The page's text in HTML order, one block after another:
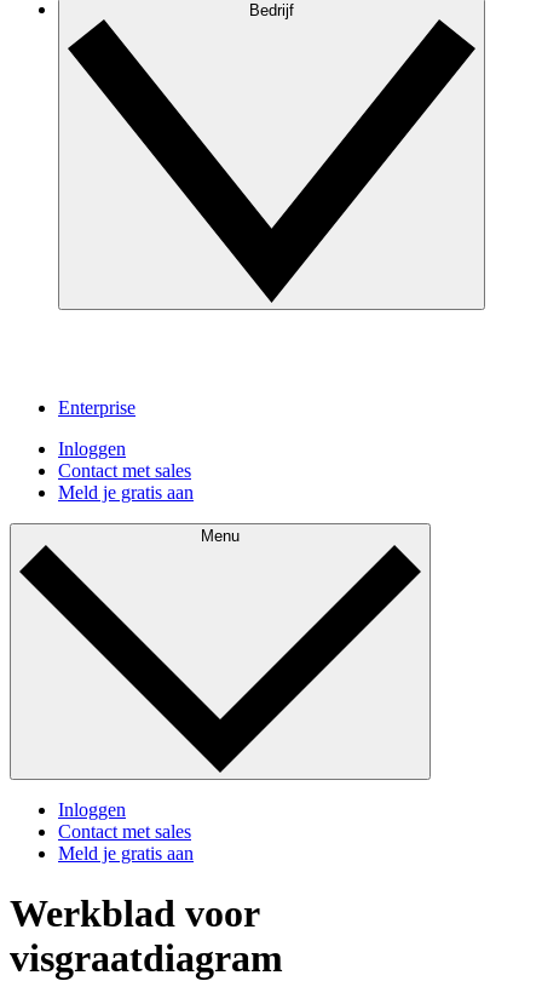
Bedrijf
Enterprise
Inloggen
Contact met sales
Meld je gratis aan
Menu
Inloggen
Contact met sales
Meld je gratis aan
Werkblad voor
visgraatdiagram